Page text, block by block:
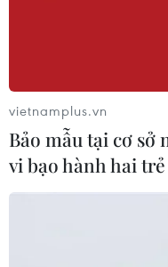
vietnamplus.vn
Bảo mẫu tại cơ
vi bạo hành hai trẻ